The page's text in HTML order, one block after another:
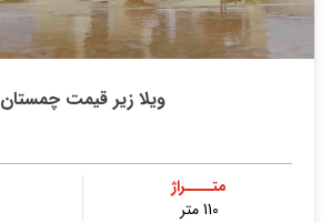
ویلا زیر قیمت چمستان
متــــراژ
110 متر